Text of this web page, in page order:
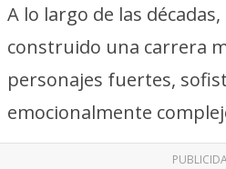
A lo largo de las
construido una carrera
personajes fuertes,
emocionalmente